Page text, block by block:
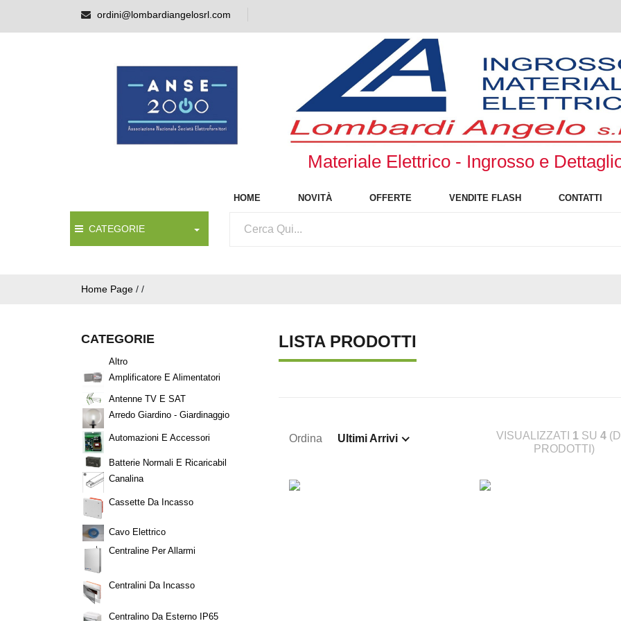
ordini@lombardiangelosrl.com
Materiale Elettrico - Ingrosso e
HOME NOVITÀ OFFERTE VENDITE FLASH CONTATTI
CATEGORIE
Home Page / /
CATEGORIE
Altro
Amplificatore E Alimentatori
Antenne TV E SAT
Arredo Giardino - Giardinaggio
Automazioni E Accessori
Batterie Normali E Ricaricabil
Canalina
Cassette Da Incasso
Cavo Elettrico
Centraline Per Allarmi
Centralini Da Incasso
Centralino Da Esterno IP65
LISTA PRODOTTI
Ordina Ultimi Arrivi VISUALIZZATI 1 SU 4
PRODOTTI)